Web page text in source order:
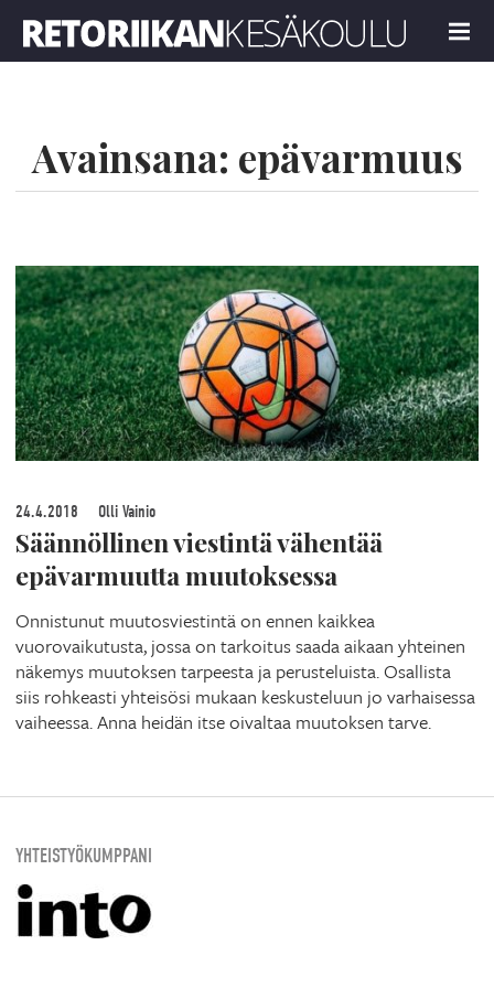
MENU
Avainsana: epävarmuus
24.4.2018 Olli Vainio
Säännöllinen viestintä vähentää
epävarmuutta muutoksessa
Onnistunut muutosviestintä on ennen kaikkea
vuorovaikutusta, jossa on tarkoitus saada aikaan yhteinen
näkemys muutoksen tarpeesta ja perusteluista. Osallista
siis rohkeasti yhteisösi mukaan keskusteluun jo varhaisessa
vaiheessa. Anna heidän itse oivaltaa muutoksen tarve.
YHTEISTYÖKUMPPANI